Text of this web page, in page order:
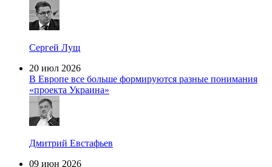
Сергей Лущ
20 июл 2026
В Европе все больше формируются разные понимания
«проекта Украина»
Дмитрий Евстафьев
09 июн 2026